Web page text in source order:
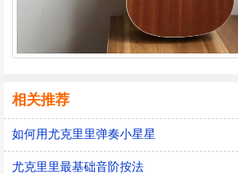
相关推荐
如何用尤克里里弹奏小星星
尤克里里最基础音阶按法